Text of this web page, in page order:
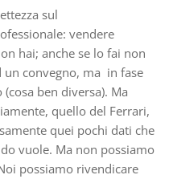
sul
vendere
hai; anche se lo fai non
un convegno, ma in fase
ben diversa). Ma
quello del Ferrari,
quei pochi dati che
vuole. Ma non possiamo
possiamo rivendicare